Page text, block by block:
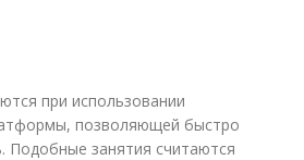
при использовании
позволяющей быстро
Подобные занятия считаются